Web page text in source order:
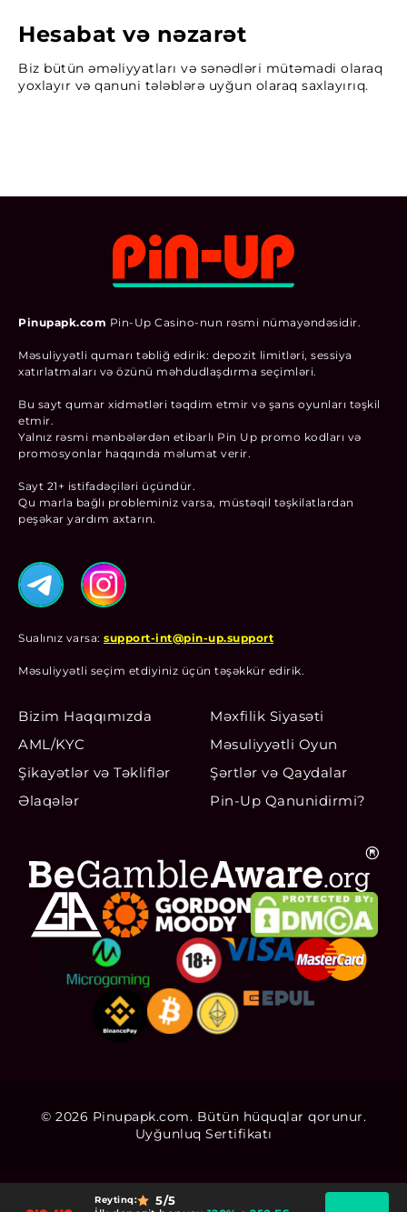
Hesabat və nəzarət
Biz bütün əməliyyatları və sənədləri mütəmadi olaraq
yoxlayır və qanuni tələblərə uyğun olaraq saxlayırıq.
Reytinq: 5/5
Pinupapk.com Pin-Up Casino-nun rəsmi nümayəndəsidir.
Məsuliyyətli qumarı təbliğ edirik: depozit limitləri, sessiya
xatırlatmaları və özünü məhdudlaşdırma seçimləri.
Bu sayt qumar xidmətləri təqdim etmir və şans oyunları təşkil
etmir.
Yalnız rəsmi mənbələrdən etibarlı Pin Up promo kodları və
promosyonlar haqqında məlumat verir.
Sayt 21+ istifadəçiləri üçündür.
Qu marla bağlı probleminiz varsa, müstəqil təşkilatlardan
peşəkar yardım axtarın.
Sualınız varsa: support-int@pin-up.support
Məsuliyyətli seçim etdiyiniz üçün təşəkkür edirik.
Bizim Haqqımızda
AML/KYC
Şikayətlər və Təkliflər
Əlaqələr
Məxfilik Siyasəti
Məsuliyyətli Oyun
Şərtlər və Qaydalar
Pin-Up Qanunidirmi?
© 2026 Pinupapk.com. Bütün hüquqlar qorunur.
Uyğunluq Sertifikatı